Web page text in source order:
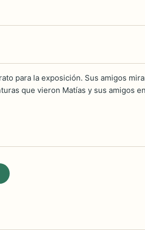
para la exposición. Sus amigos
que vieron Matías y sus amigos